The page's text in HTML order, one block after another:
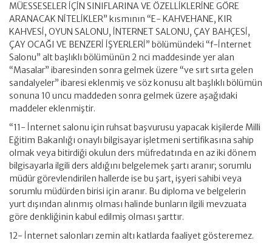
MÜESSESELER İÇİN SINIFLARINA VE ÖZELLİKLERİNE GÖRE
ARANACAK NİTELİKLER” kısmının “E- KAHVEHANE, KIR
KAHVESİ, OYUN SALONU, İNTERNET SALONU, ÇAY BAHÇESİ,
ÇAY OCAĞI VE BENZERİ İŞYERLERİ” bölümündeki “f-İnternet
Salonu” alt başlıklı bölümünün 2 nci maddesinde yer alan
“Masalar” ibaresinden sonra gelmek üzere “ve sırt sırta gelen
sandalyeler” ibaresi eklenmiş ve söz konusu alt başlıklı bölümün
sonuna 10 uncu maddeden sonra gelmek üzere aşağıdaki
maddeler eklenmiştir.
“11- İnternet salonu için ruhsat başvurusu yapacak kişilerde Milli
Eğitim Bakanlığı onaylı bilgisayar işletmeni sertifikasına sahip
olmak veya bitirdiği okulun ders müfredatında en az iki dönem
bilgisayarla ilgili ders aldığını belgelemek şartı aranır; sorumlu
müdür görevlendirilen hallerde ise bu şart, işyeri sahibi veya
sorumlu müdürden birisi için aranır. Bu diploma ve belgelerin
yurt dışından alınmış olması halinde bunların ilgili mevzuata
göre denkliğinin kabul edilmiş olması şarttır.
12- İnternet salonları zemin altı katlarda faaliyet gösteremez.